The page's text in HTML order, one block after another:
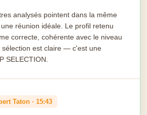
analysés pointent dans la même
réunion idéale. Le profil retenu
correcte, cohérente avec le niveau
sélection est claire — c'est une
SELECTION.
Taton · 15:43